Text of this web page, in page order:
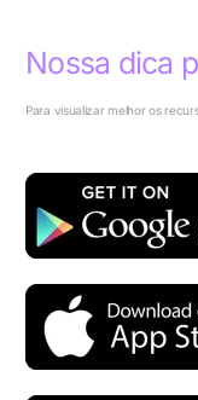
Nossa dica
Para visualizar melhor os